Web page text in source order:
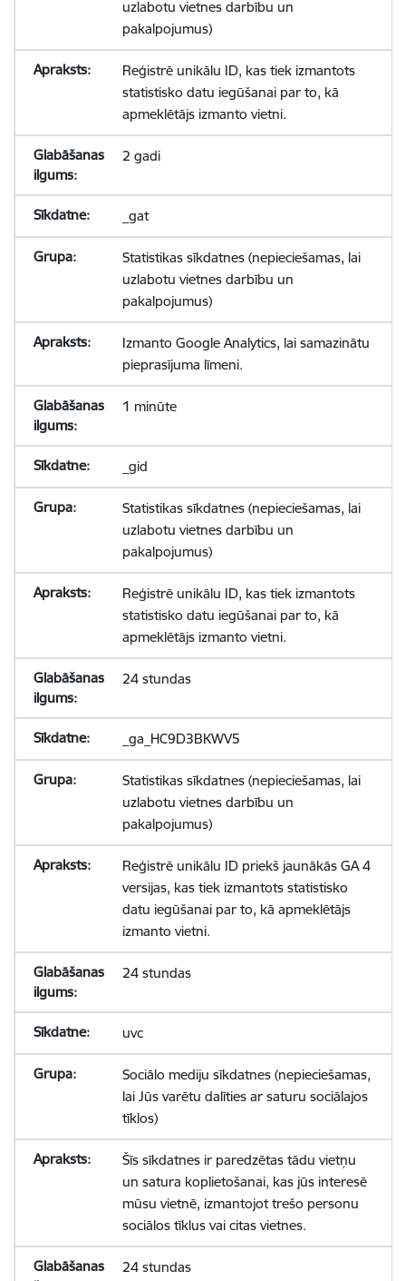
uzlabotu vietnes darbību un
pakalpojumus)
Reģistrē unikālu ID, kas tiek izmantots
statistisko datu iegūšanai par to, kā
apmeklētājs izmanto vietni.
2 gadi
_gat
Statistikas sīkdatnes (nepieciešamas, lai
uzlabotu vietnes darbību un
pakalpojumus)
Izmanto Google Analytics, lai samazinātu
pieprasījuma līmeni.
1 minūte
_gid
Statistikas sīkdatnes (nepieciešamas, lai
uzlabotu vietnes darbību un
pakalpojumus)
Reģistrē unikālu ID, kas tiek izmantots
statistisko datu iegūšanai par to, kā
apmeklētājs izmanto vietni.
24 stundas
_ga_HC9D3BKWV5
Statistikas sīkdatnes (nepieciešamas, lai
uzlabotu vietnes darbību un
pakalpojumus)
Reģistrē unikālu ID priekš jaunākās GA 4
versijas, kas tiek izmantots statistisko
datu iegūšanai par to, kā apmeklētājs
izmanto vietni.
24 stundas
uvc
Sociālo mediju sīkdatnes (nepieciešamas,
lai Jūs varētu dalīties ar saturu sociālajos
tīklos)
Šīs sīkdatnes ir paredzētas tādu vietņu
un satura koplietošanai, kas jūs interesē
mūsu vietnē, izmantojot trešo personu
sociālos tīklus vai citas vietnes.
24 stundas